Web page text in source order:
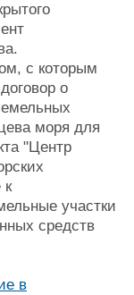
с которым
о
моря для
"Центр
к
участки
средств
в